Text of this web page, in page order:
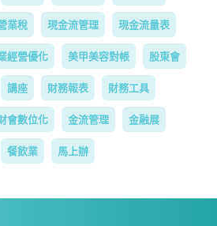
業稅 現金流管理 現金流量表
經營優化 美甲美容對帳 股東會
講座 財務報表 財務工具
會數位化 金流管理 金融展
餐飲業 馬上辦